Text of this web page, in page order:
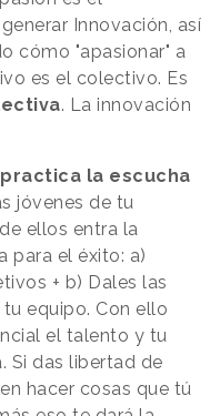
Innovación, así
cómo "apasionar" a
es el colectivo. Es
. La innovación
la escucha
jóvenes de tu
ellos entra la
para el éxito: a)
+ b) Dales las
equipo. Con ello
el talento y tu
Si das libertad de
hacer cosas que tú